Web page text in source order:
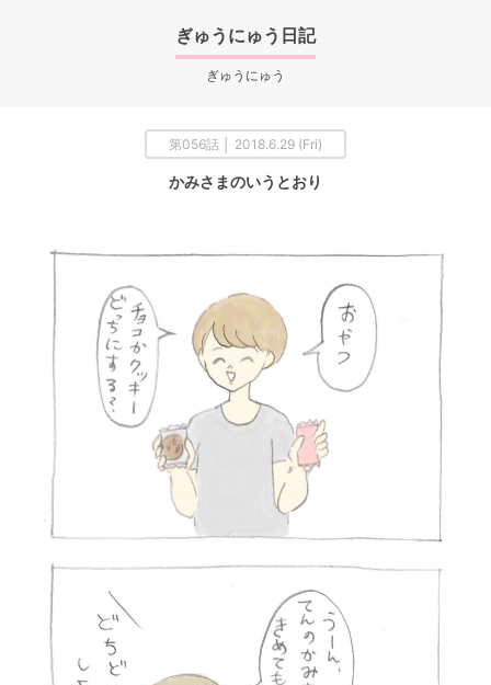
ぎゅうにゅう日記
ぎゅうにゅう
第056話 │ 2018.6.29 (Fri)
かみさまのいうとおり